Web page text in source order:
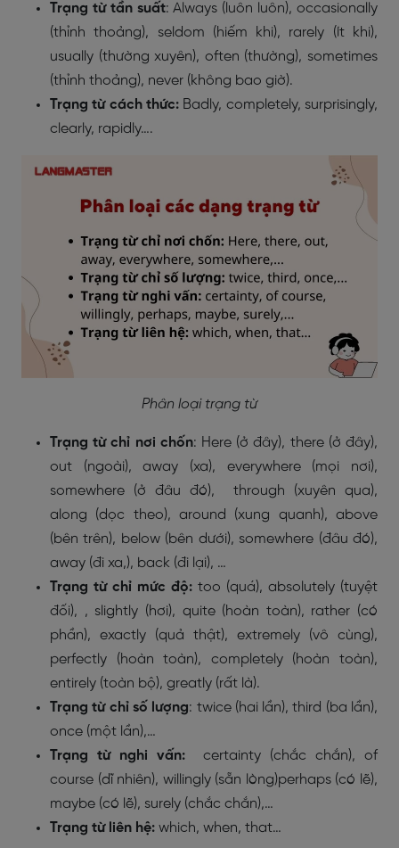
Trạng từ tần suất: Always (luôn luôn), occasionally
(thỉnh thoảng), seldom (hiếm khi), rarely (ít khi),
usually (thường xuyên), often (thường), sometimes
(thỉnh thoảng), never (không bao giờ).
Trạng từ cách thức: Badly, completely, surprisingly,
clearly, rapidly….
Phân loại trạng từ
Trạng từ chỉ nơi chốn: Here (ở đây), there (ở đây),
out (ngoài), away (xa), everywhere (mọi nơi),
somewhere (ở đâu đó), through (xuyên qua),
along (dọc theo), around (xung quanh), above
(bên trên), below (bên dưới), somewhere (đâu đó),
away (đi xa,), back (đi lại), …
Trạng từ chỉ mức độ: too (quá), absolutely (tuyệt
đối), , slightly (hơi), quite (hoàn toàn), rather (có
phần), exactly (quả thật), extremely (vô cùng),
perfectly (hoàn toàn), completely (hoàn toàn),
entirely (toàn bộ), greatly (rất là).
Trạng từ chỉ số lượng: twice (hai lần), third (ba lần),
once (một lần),…
Trạng từ nghi vấn: certainty (chắc chắn), of
course (dĩ nhiên), willingly (sẵn lòng)perhaps (có lẽ),
maybe (có lẽ), surely (chắc chắn),…
Trạng từ liên hệ: which, when, that…